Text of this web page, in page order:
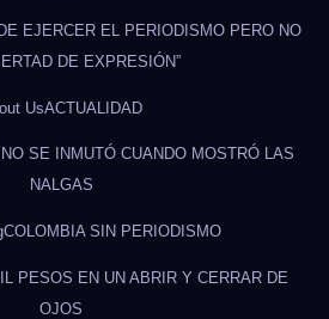
EJERCER EL PERIODISMO PERO NO
DE EXPRESIÓN”
UsACTUALIDAD
SE INMUTÓ CUANDO MOSTRÓ LAS
NALGAS
COLOMBIA SIN PERIODISMO
PESOS EN UN ABRIR Y CERRAR DE
OJOS